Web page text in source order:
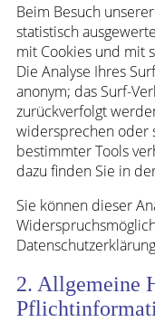
Beim Besuch
statistisch
mit Cookies und mit
Die Analyse Ihres
anonym; das Surf-
zurückverfolgt
widersprechen oder
bestimmter Tools
dazu finden Sie in
Sie können dieser
2. Allgemeine